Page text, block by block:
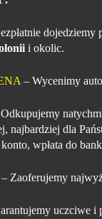
dojedziemy
i okolic.
– Wycenimy
najbardziej dla
wpłata do
– Zaoferujemy
uczciwe i